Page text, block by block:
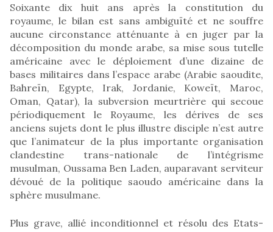
Soixante dix huit ans après la constitution du
royaume, le bilan est sans ambiguïté et ne souffre
aucune circonstance atténuante à en juger par la
décomposition du monde arabe, sa mise sous tutelle
américaine avec le déploiement d’une dizaine de
bases militaires dans l’espace arabe (Arabie saoudite,
Bahreïn, Egypte, Irak, Jordanie, Koweït, Maroc,
Oman, Qatar), la subversion meurtrière qui secoue
périodiquement le Royaume, les dérives de ses
anciens sujets dont le plus illustre disciple n’est autre
que l’animateur de la plus importante organisation
clandestine trans-nationale de l’intégrisme
musulman, Oussama Ben Laden, auparavant serviteur
dévoué de la politique saoudo américaine dans la
sphère musulmane.
Plus grave, allié inconditionnel et résolu des Etats-